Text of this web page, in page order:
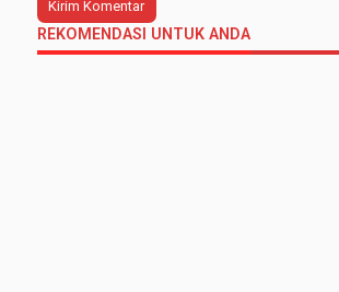
REKOMENDASI UNTUK ANDA